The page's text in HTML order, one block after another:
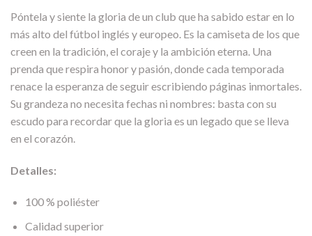
Póntela y siente la gloria de un club que ha sabido estar en lo
más alto del fútbol inglés y europeo. Es la camiseta de los que
creen en la tradición, el coraje y la ambición eterna. Una
prenda que respira honor y pasión, donde cada temporada
renace la esperanza de seguir escribiendo páginas inmortales.
Su grandeza no necesita fechas ni nombres: basta con su
escudo para recordar que la gloria es un legado que se lleva
en el corazón.
Detalles:
100 % poliéster
Calidad superior